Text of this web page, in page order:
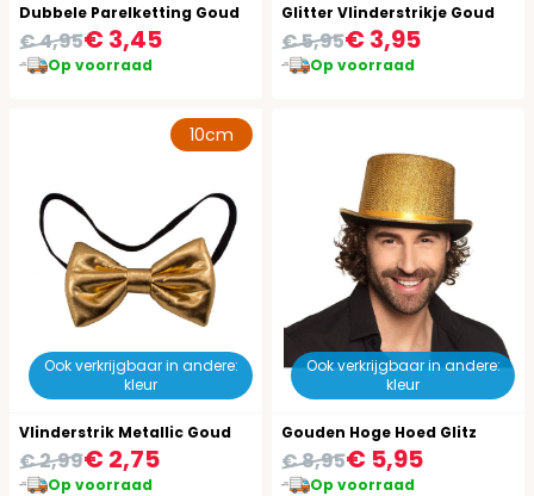
Dubbele Parelketting Goud
€ 3,45
€ 4,95
Op voorraad
Glitter Vlinderstrikje Goud
€ 3,95
€ 5,95
Op voorraad
Ook verkrijgbaar in andere:
kleur
10cm
Vlinderstrik Metallic Goud
€ 2,75
€ 2,99
Op voorraad
Ook verkrijgbaar in andere:
kleur
Gouden Hoge Hoed Glitz
€ 5,95
€ 8,95
Op voorraad